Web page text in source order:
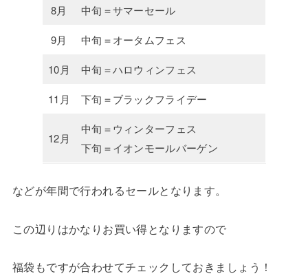
8月 中旬＝サマーセール
9月 中旬＝オータムフェス
10月 中旬＝ハロウィンフェス
11月 下旬＝ブラックフライデー
12月
中旬＝ウィンターフェス
下旬＝イオンモールバーゲン
などが年間で行われるセールとなります。
この辺りはかなりお買い得となりますので
福袋もですが合わせてチェックしておきましょう！